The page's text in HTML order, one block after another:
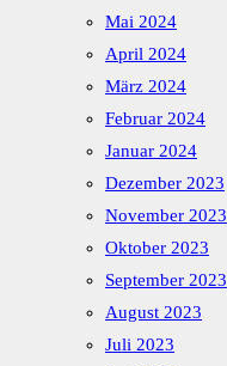
Mai 2024
April 2024
März 2024
Februar 2024
Januar 2024
Dezember 2023
November 2023
Oktober 2023
September 2023
August 2023
Juli 2023